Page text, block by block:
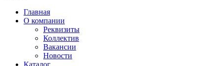
Главная
О компании
Реквизиты
Коллектив
Вакансии
Новости
Каталог